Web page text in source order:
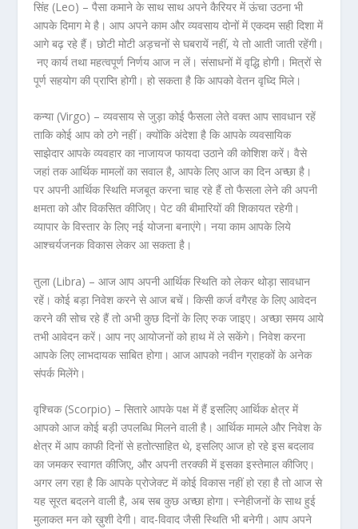
सिंह (Leo) –पैसा कमाने के साथ साथ अपने कैरियर में ऊंचा उठना भी
आपके दिमाग मे है। आप अपने काम और व्यवसाय दोनों में एकदम सही दिशा में
आगे बढ़ रहे हैं। छोटी मोटी अड़चनों से घबरायें नहीं, ये तो आती जाती रहेंगी।
नए कार्य तथा महत्वपूर्ण निर्णय आज न लें। संसाधनों में वृद्धि होगी। मित्रों से
पूर्ण सहयोग की प्राप्ति होगी। हो सकता है कि आपको वेतन वृध्दि मिले।
कन्या (Virgo) – व्यवसाय से जुड़ा कोई फैसला लेते वक्त आप सावधान रहें
ताकि कोई आप को ठगे नहीं। क्योंकि अंदेशा है कि आपके व्यवसायिक
साझेदार आपके व्यवहार का नाजायज फायदा उठाने की कोशिश करें। वैसे
जहां तक आर्थिक मामलों का सवाल है, आपके लिए आज का दिन अच्छा है।
पर अपनी आर्थिक स्थिति मजबूत करना चाह रहे हैं तो फैसला लेने की अपनी
क्षमता को और विकसित कीजिए। पेट की बीमारियों की शिकायत रहेगी।
व्यापार के विस्तार के लिए नई योजना बनाएंगे। नया काम आपके लिये
आश्चर्यजनक विकास लेकर आ सकता है।
तुला (Libra) – आज आप अपनी आर्थिक स्थिति को लेकर थोड़ा सावधान
रहें। कोई बड़ा निवेश करने से आज बचें। किसी कर्ज वगैरह के लिए आवेदन
करने की सोच रहे हैं तो अभी कुछ दिनों के लिए रुक जाइए। अच्छा समय आये
तभी आवेदन करें। आप नए आयोजनों को हाथ में ले सकेंगे। निवेश करना
आपके लिए लाभदायक साबित होगा। आज आपको नवीन ग्राहकों के अनेक
संपर्क मिलेंगे।
वृश्चिक (Scorpio) – सितारे आपके पक्ष में हैं इसलिए आर्थिक क्षेत्र में
आपको आज कोई बड़ी उपलब्धि मिलने वाली है। आर्थिक मामले और निवेश के
क्षेत्र में आप काफी दिनों से हतोत्साहित थे, इसलिए आज हो रहे इस बदलाव
का जमकर स्वागत कीजिए, और अपनी तरक्की में इसका इस्तेमाल कीजिए।
अगर लग रहा है कि आपके प्रोजेक्ट में कोई विकास नहीं हो रहा है तो आज से
यह सूरत बदलने वाली है, अब सब कुछ अच्छा होगा। स्नेहीजनों के साथ हुई
मुलाकत मन को ख़ुशी देगी। वाद-विवाद जैसी स्थिति भी बनेगी। आप अपने